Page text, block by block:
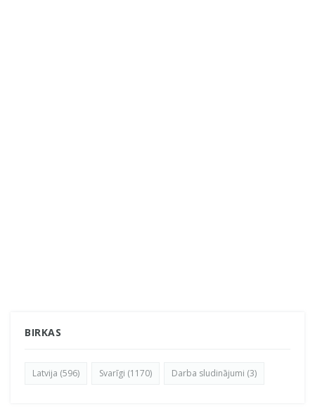
BIRKAS
Latvija (596) Svarīgi (1170) Darba sludinājumi (3)